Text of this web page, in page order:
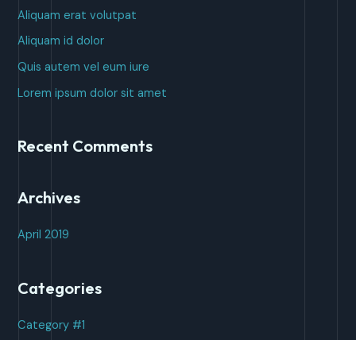
h
:
Aliquam erat volutpat
Aliquam id dolor
Quis autem vel eum iure
Lorem ipsum dolor sit amet
Recent Comments
Archives
April 2019
Categories
Category #1